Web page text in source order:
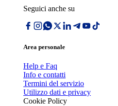
Seguici anche su
Area personale
Help e Faq
Info e contatti
Termini del servizio
Utilizzo dati e privacy
Cookie Policy